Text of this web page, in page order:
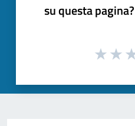
su questa pagina?